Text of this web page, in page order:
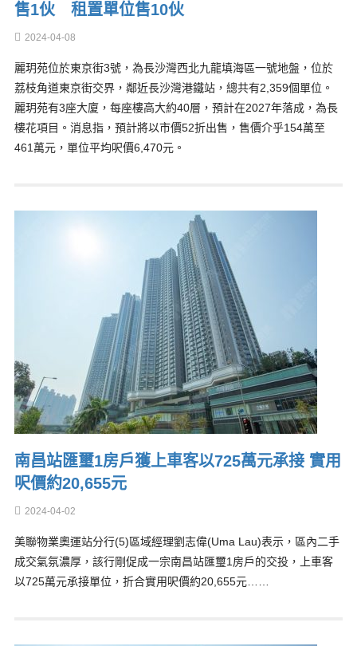
售1伙 租置單位售10伙
2024-04-08
麗玥苑位於東京街3號，為長沙灣西北九龍填海區一號地盤，位於
荔枝角道東京街交界，鄰近長沙灣港鐵站，總共有2,359個單位。
麗玥苑有3座大廈，每座樓高大約40層，預計在2027年落成，為長
樓花項目。消息指，預計將以市價52折出售，售價介乎154萬至
461萬元，單位平均呎價6,470元。
南昌站匯璽1房戶獲上車客以725萬元承接 實用
呎價約20,655元
2024-04-02
美聯物業奧運站分行(5)區域經理劉志偉(Uma Lau)表示，區內二手
成交氣氛濃厚，該行剛促成一宗南昌站匯璽1房戶的交投，上車客
以725萬元承接單位，折合實用呎價約20,655元……